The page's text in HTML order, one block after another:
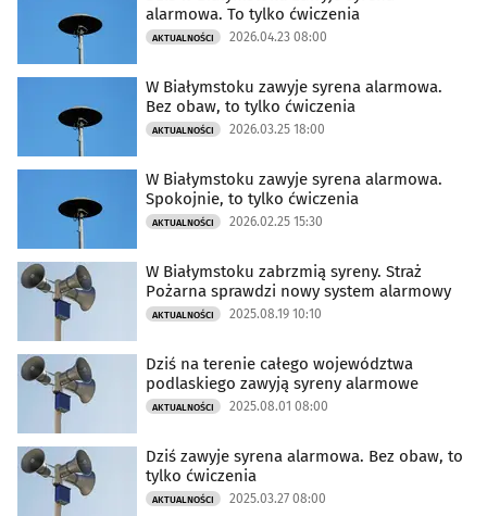
alarmowa. To tylko ćwiczenia
AKTUALNOŚCI 2026.04.23 08:00
W Białymstoku zawyje syrena alarmowa.
Bez obaw, to tylko ćwiczenia
AKTUALNOŚCI 2026.03.25 18:00
W Białymstoku zawyje syrena alarmowa.
Spokojnie, to tylko ćwiczenia
AKTUALNOŚCI 2026.02.25 15:30
W Białymstoku zabrzmią syreny. Straż
Pożarna sprawdzi nowy system alarmowy
AKTUALNOŚCI 2025.08.19 10:10
Dziś na terenie całego województwa
podlaskiego zawyją syreny alarmowe
AKTUALNOŚCI 2025.08.01 08:00
Dziś zawyje syrena alarmowa. Bez obaw, to
tylko ćwiczenia
AKTUALNOŚCI 2025.03.27 08:00